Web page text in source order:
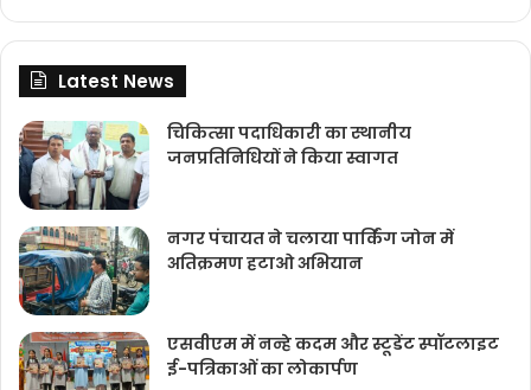
Latest News
चिकित्‍सा पदाधिकारी का स्थानीय
जनप्रतिनिधियों ने किया स्वागत
नगर पंचायत ने चलाया पार्किंग जोन में
अतिक्रमण हटाओ अभियान
एसवीएम में नन्हे कदम और स्टूडेंट स्पॉटलाइट
ई-पत्रिकाओं का लोकार्पण